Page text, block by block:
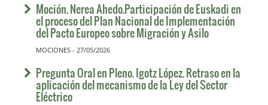
Moción. Nerea Ahedo.Participación de Euskadi en
el proceso del Plan Nacional de Implementación
del Pacto Europeo sobre Migración y Asilo
MOCIONES - 27/05/2026
Pregunta Oral en Pleno. Igotz López. Retraso en la
aplicación del mecanismo de la Ley del Sector
Eléctrico